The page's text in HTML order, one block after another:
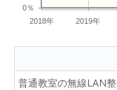
2018年 2019年
0％
普通教室の無線LAN